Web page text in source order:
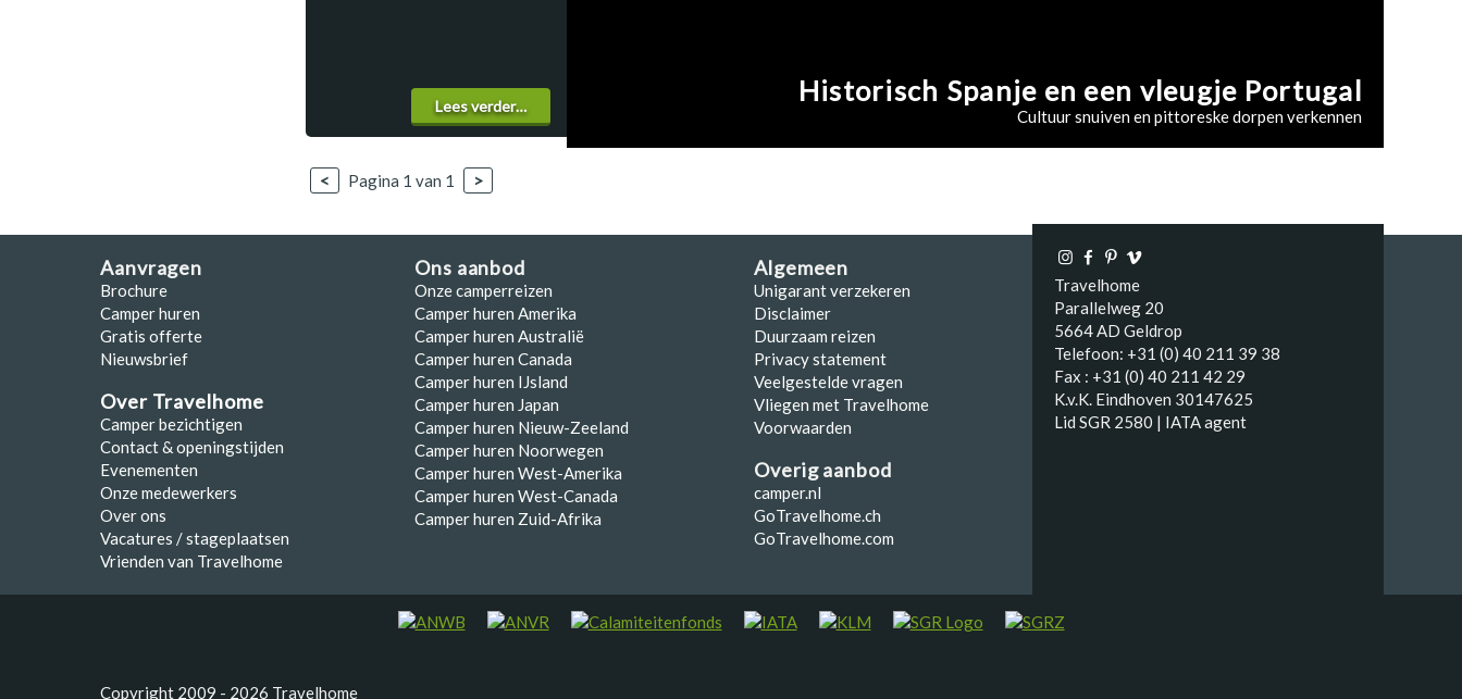
Lees verder… Historisch Spanje en een vleugje Portugal
Cultuur snuiven en pittoreske dorpen verkennen
< Pagina 1 van 1 >
Aanvragen
Brochure
Camper huren
Gratis offerte
Nieuwsbrief
Over Travelhome
Camper bezichtigen
Contact & openingstijden
Evenementen
Onze medewerkers
Over ons
Vacatures / stageplaatsen
Vrienden van Travelhome
Ons aanbod
Onze camperreizen
Camper huren Amerika
Camper huren Australië
Camper huren Canada
Camper huren IJsland
Camper huren Japan
Camper huren Nieuw-Zeeland
Camper huren Noorwegen
Camper huren West-Amerika
Camper huren West-Canada
Camper huren Zuid-Afrika
Algemeen
Unigarant verzekeren
Disclaimer
Duurzaam reizen
Privacy statement
Veelgestelde vragen
Vliegen met Travelhome
Voorwaarden
Overig aanbod
camper.nl
GoTravelhome.ch
GoTravelhome.com
Travelhome
Parallelweg 20
5664 AD Geldrop
Telefoon: +31 (0) 40 211 39 38
Fax : +31 (0) 40 211 42 29
K.v.K. Eindhoven 30147625
Lid SGR 2580 | IATA agent
Copyright 2009 - 2026 Travelhome